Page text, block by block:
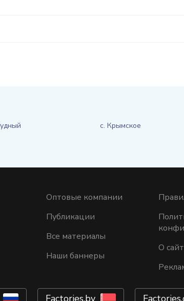
с. Крымское
Оптовые компании
Публикации
Все материалы
Наши баннеры
О
Factories.by